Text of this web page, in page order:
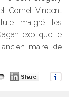
Cornet Vincent
malgré les
explique le
maire de